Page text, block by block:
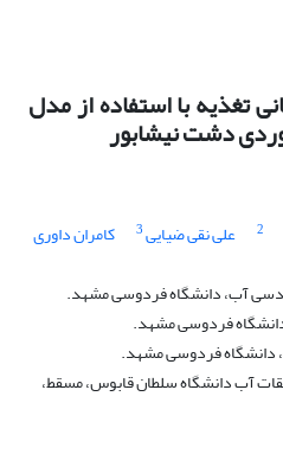
تغذیه با استفاده از مدل
2 علی نقی ضیایی3 کامران داوری
آب، دانشگاه فردوسی مشهد.
فردوسی مشهد.
دانشگاه فردوسی مشهد.
آب دانشگاه سلطان قابوس، مسقط،